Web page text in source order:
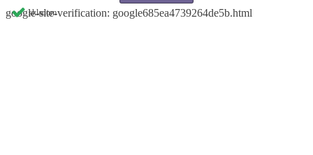
skladom
google-site-verification: google685ea4739264de5b.html